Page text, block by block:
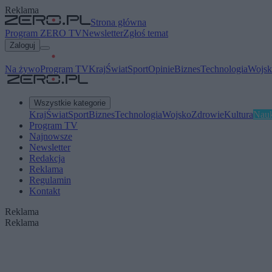
Reklama
Strona główna
Program ZERO TVNewsletterZgłoś temat
Zaloguj
Na żywoProgram TVKrajŚwiatSportOpinieBiznesTechnologia
Wszystkie kategorie
KrajŚwiatSportBiznesTechnologiaWojskoZdrowieKultura
Program TV
Najnowsze
Newsletter
Redakcja
Reklama
Regulamin
Kontakt
Reklama
Reklama